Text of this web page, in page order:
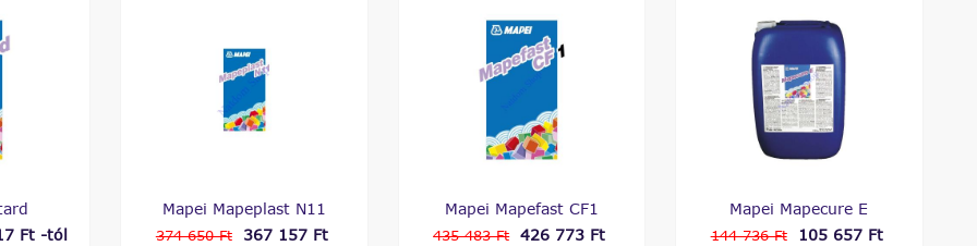
Ft -tól
Mapei Mapeplast N11
374 650 Ft 367 157 Ft
Mapei Mapefast CF1
435 483 Ft 426 773 Ft
Mapei Mapecure E
144 736 Ft 105 657 Ft